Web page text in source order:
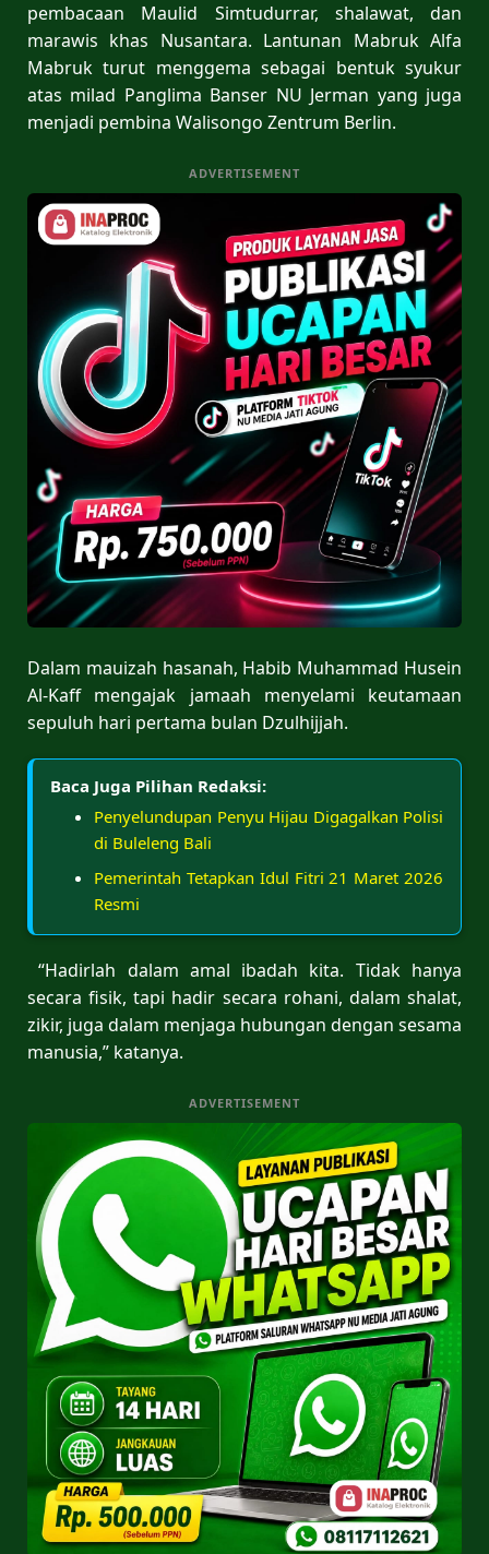
pembacaan Maulid Simtudurrar, shalawat, dan
marawis khas Nusantara. Lantunan Mabruk Alfa
Mabruk turut menggema sebagai bentuk syukur
atas milad Panglima Banser NU Jerman yang juga
menjadi pembina Walisongo Zentrum Berlin.
ADVERTISEMENT
Dalam mauizah hasanah, Habib Muhammad Husein
Al-Kaff mengajak jamaah menyelami keutamaan
sepuluh hari pertama bulan Dzulhijjah.
Baca Juga Pilihan Redaksi:
Penyelundupan Penyu Hijau Digagalkan Polisi
di Buleleng Bali
Pemerintah Tetapkan Idul Fitri 21 Maret 2026
Resmi
“Hadirlah dalam amal ibadah kita. Tidak hanya
secara fisik, tapi hadir secara rohani, dalam shalat,
zikir, juga dalam menjaga hubungan dengan sesama
manusia,” katanya.
ADVERTISEMENT